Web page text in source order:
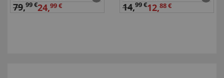
79,99 €24,99 €
14,99 €12,88 €